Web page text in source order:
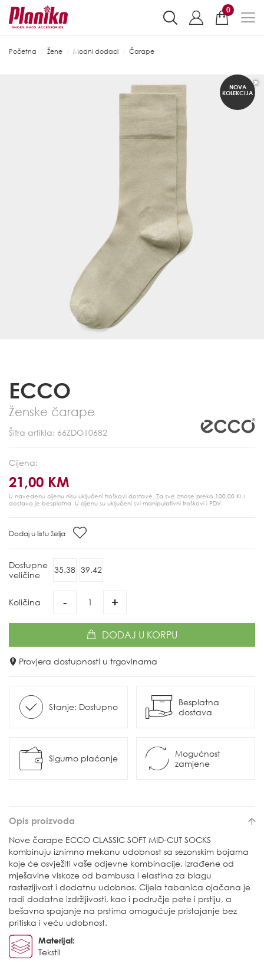
0
Početna Žene Modni dodaci Čarape
NOVA
KOLEKCIJA
ECCO
Ženske čarape
Šifra artikla: 66ZDO10682
Cijena:
21,00 KM
U navedenu cijenu nisu uključeni troškovi dostave. Za sve iznose preko 100,00 KM
dostava je besplatna. U cijenu su uključeni svi manipulativni troškovi i PDV.
Dodaj u listu želja
Dostupne
veličine
35.38 39.42
Količina - +
DODAJ U KORPU
Provjera dostupnosti u trgovinama
Stanje: Dostupno
Besplatna
dostava
Sigurno plaćanje
Mogućnost
zamjene
Opis proizvoda
Nove čarape ECCO CLASSIC SOFT MID-CUT SOCKS
kombinuju iznimno mekanu udobnost sa sezonskim bojama
koje će osvježiti vaše odjevne kombinacije. Izrađene od
mješavine viskoze od bambusa i elastina za blagu
rastezljivost i dodatnu udobnos. Cijela tabanica ojačana je
radi dodatne izdržljivosti, kao i područje pete i prstiju, a
bešavno spajanje na prstima omogućuje pristajanje bez
pritiska i veću udobnost.
Materijal:
Tekstil